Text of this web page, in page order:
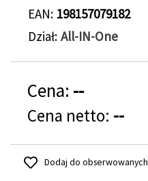
EAN 198157079182
Dział All-IN-One
Cena: --
Cena netto: --
Dodaj do obserwowanych